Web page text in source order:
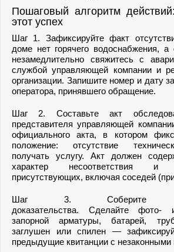
Пошаговый алгоритм
этот успех
Шаг 1. Зафиксируйте факт
доме нет горячего водоснабжения,
незамедлительно свяжитесь с
службой управляющей компании и
организации. Запишите номер и дату
оператора, принявшего обращение.
Шаг 2. Составьте акт
представителя управляющей
официального акта, в котором
положение: отсутствие
получать услугу. Акт должен
характер несоответствия
присутствующих, включая соседей
Шаг 3. Соберите
доказательства. Сделайте фото-
запорной арматуры, батарей,
заглушен или спилен —
предыдущие квитанции с незаконными